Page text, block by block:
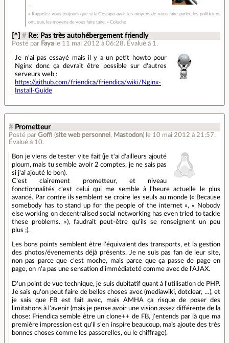
« Rappelez-vous toujours que si la Gestapo avait les moyens de vous faire parler, les politiciens
ont, eux, les moyens de vous faire taire. » Coluche
[^] # Re: Pas très autohébergement friendly
Posté par Faya le 11 mai 2012 à 06:28. Évalué à 1 .
Je n'ai pas essayé mais il y a un petit howto pour
Nginx donc ça devrait être possible sur d'autres
serveurs web :
https://github.com/friendica/friendica/wiki/Nginx-
Install-Guide
# Prometteur
Posté par Goffi (site web personnel , Mastodon) le 10 mai 2012 à 21:57.
Évalué à 10.
Bon je viens de tester vite fait (je t'ai d'ailleurs ajouté
ploum, mais tu semble avoir 2 comptes, je ne sais pas
si j'ai ajouté le bon).
C'est clairement prometteur, et niveau
fonctionnalités c'est celui qui me semble à l'heure actuelle le plus
avancé. Par contre ils semblent se croire les seuls au monde (« Because
somebody has to stand up for the people of the internet », « Nobody
else working on decentralised social networking has even tried to tackle
these problems. »), faudrait peut-être qu'ils se renseignent un peu
plus ;).
Les bons points semblent être l'équivalent des transports, et la gestion
des photos/évenements déjà présents. Je ne suis pas fan de leur site,
non pas parce que c'est moche, mais parce que ça passe de page en
page, on n'a pas une sensation d'immédiateté comme avec de l'AJAX.
D'un point de vue technique, je suis dubitatif quant à l'utilisation de PHP.
Je sais qu'on peut faire de belles choses avec (mediawiki, dotclear, …), et
je sais que FB est fait avec, mais AMHA ça risque de poser des
limitations à l'avenir (mais je pense avoir une vision assez différente de la
chose: Friendica semble être un clone++ de FB, j'entends par là que ma
première impression est qu'il s'en inspire beaucoup, mais ajoute des très
bonnes choses comme les passerelles, ou le chiffrage).